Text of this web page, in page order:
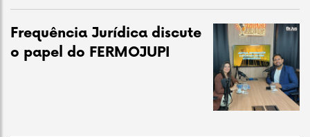
Frequência Jurídica discute
o papel do FERMOJUPI